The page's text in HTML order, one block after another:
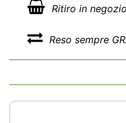
Ritiro in
Reso sempre